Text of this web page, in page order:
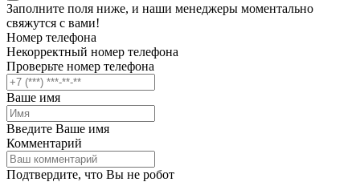
Заполните поля ниже, и наши менеджеры моментально
свяжутся с вами!
Номер телефона
Некорректный номер телефона
Проверьте номер телефона
Ваше имя
Введите Ваше имя
Комментарий
Подтвердите, что Вы не робот